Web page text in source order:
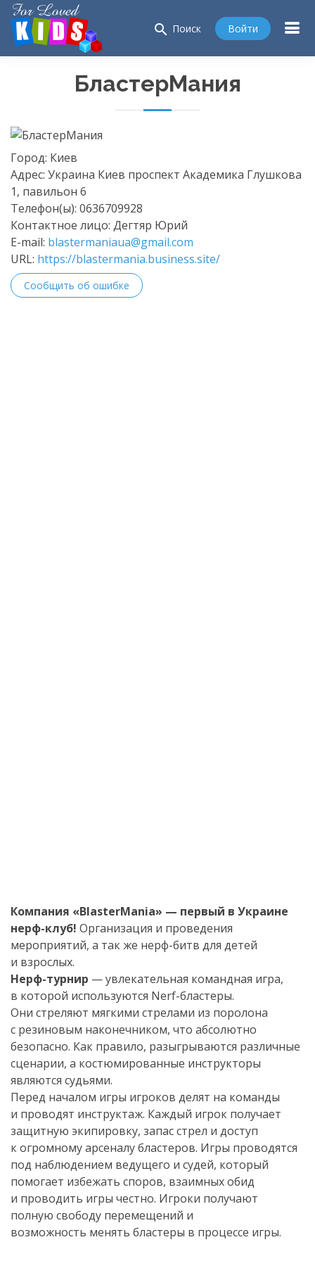
search Поиск Войти
БластерМания
Город: Киев
Адрес: Украина Киев проспект Академика Глушкова
1, павильон 6
Телефон(ы): 0636709928
Контактное лицо: Дегтяр Юрий
E-mail: blastermaniaua@gmail.com
URL: https://blastermania.business.site/
Сообщить об ошибке
Компания «BlasterMania» — первый в Украине
нерф-клуб! Организация и проведения
мероприятий, а так же нерф-битв для детей
и взрослых.
Нерф-турнир — увлекательная командная игра,
в которой используются Nerf-бластеры.
Они стреляют мягкими стрелами из поролона
с резиновым наконечником, что абсолютно
безопасно. Как правило, разыгрываются различные
сценарии, а костюмированные инструкторы
являются судьями.
Перед началом игры игроков делят на команды
и проводят инструктаж. Каждый игрок получает
защитную экипировку, запас стрел и доступ
к огромному арсеналу бластеров. Игры проводятся
под наблюдением ведущего и судей, который
помогает избежать споров, взаимных обид
и проводить игры честно. Игроки получают
полную свободу перемещений и
возможность менять бластеры в процессе игры.